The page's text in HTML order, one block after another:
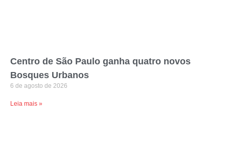
Centro de São Paulo ganha quatro novos
Bosques Urbanos
6 de agosto de 2026
Leia mais »